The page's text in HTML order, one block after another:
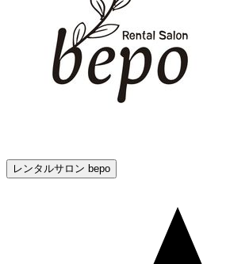
レンタルサロン bepo